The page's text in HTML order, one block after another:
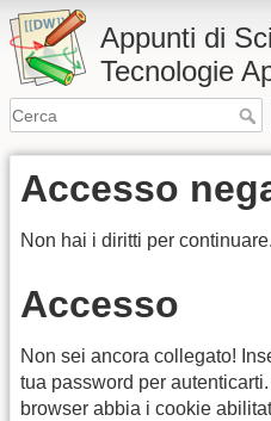
Appunti di
Tecnologie
Accesso
Non hai i diritti per continuare.
Accesso
Non sei ancora collegato!
tua password per
browser abbia i cookie